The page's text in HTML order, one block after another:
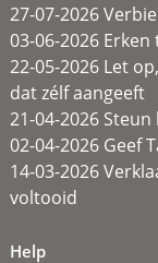
27-07-2026
03-06-2026
22-05-2026 Let
dat zélf aangeeft
21-04-2026
02-04-2026 Geef
14-03-2026
voltooid
Help